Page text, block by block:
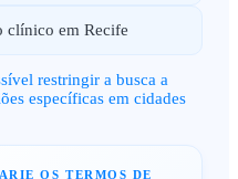
clínico em Recife
restringir a busca a
específicas em cidades
OS TERMOS DE